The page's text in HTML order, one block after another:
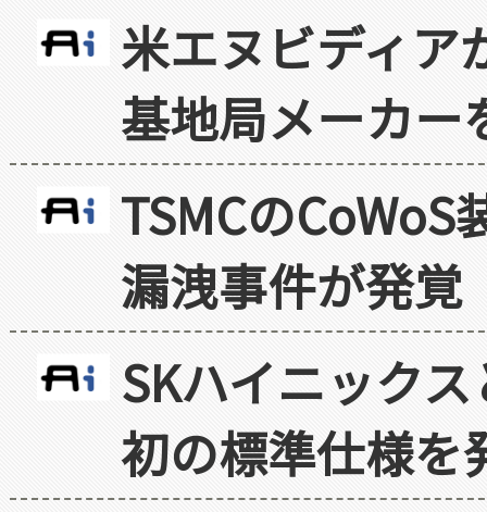
米エヌビディア
基地局メーカー
TSMCの
漏洩事件が発覚
SKハイニック
初の標準仕様を